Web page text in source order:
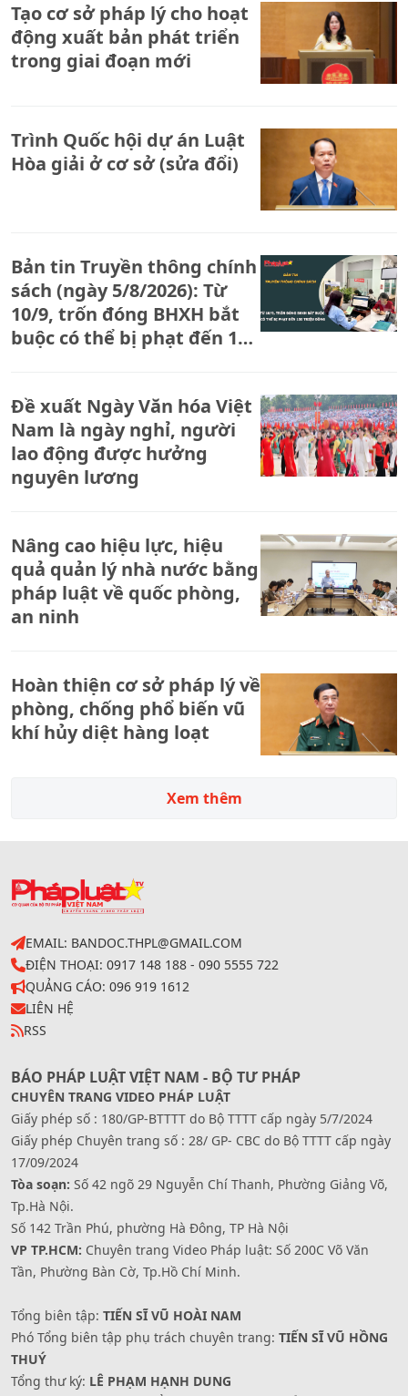
Tạo cơ sở pháp lý cho hoạt
động xuất bản phát triển
trong giai đoạn mới
Trình Quốc hội dự án Luật
Hòa giải ở cơ sở (sửa đổi)
Bản tin Truyền thông chính
sách (ngày 5/8/2026): Từ
10/9, trốn đóng BHXH bắt
buộc có thể bị phạt đến 150
Đề xuất Ngày Văn hóa Việt
Nam là ngày nghỉ, người
lao động được hưởng
nguyên lương
Nâng cao hiệu lực, hiệu
quả quản lý nhà nước bằng
pháp luật về quốc phòng,
an ninh
Hoàn thiện cơ sở pháp lý về
phòng, chống phổ biến vũ
khí hủy diệt hàng loạt
Xem thêm
EMAIL: BANDOC.THPL@GMAIL.COM
ĐIỆN THOẠI: 0917 148 188 - 090 5555 722
QUẢNG CÁO: 096 919 1612
LIÊN HỆ
RSS
BÁO PHÁP LUẬT VIỆT NAM - BỘ TƯ PHÁP
CHUYÊN TRANG VIDEO PHÁP LUẬT
Giấy phép số : 180/GP-BTTTT do Bộ TTTT cấp ngày 5/7/2024
Giấy phép Chuyên trang số : 28/ GP- CBC do Bộ TTTT cấp ngày
17/09/2024
Tòa soạn: Số 42 ngõ 29 Nguyễn Chí Thanh, Phường Giảng Võ,
Tp.Hà Nội.
Số 142 Trần Phú, phường Hà Đông, TP Hà Nội
VP TP.HCM: Chuyên trang Video Pháp luật: Số 200C Võ Văn
Tần, Phường Bàn Cờ, Tp.Hồ Chí Minh.
Tổng biên tập: TIẾN SĨ VŨ HOÀI NAM
Phó Tổng biên tập phụ trách chuyên trang: TIẾN SĨ VŨ HỒNG
THUÝ
Tổng thư ký: LÊ PHẠM HẠNH DUNG